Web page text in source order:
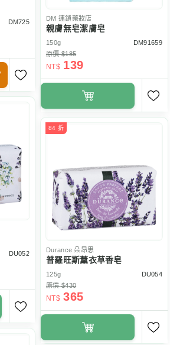
DM725
DM 連鎖藥妝店
親膚無皂潔膚皂
150g
DM91659
原價 $185
NT$ 139
DU052
84 折
Durance 朵昂思
普羅旺斯薰衣草香皂
125g
DU054
原價 $430
NT$ 365